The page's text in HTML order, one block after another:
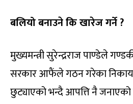
बलियो बनाउने कि खारेज गर्ने?
मुख्यमन्त्री सुरेन्द्रराज पाण्डेले
सरकार आफैंले गठन गरेका
छुट्याएको भन्दै आपत्ति नै